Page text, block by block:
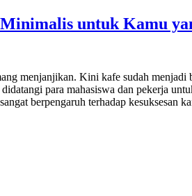
Minimalis untuk Kamu
menjanjikan. Kini kafe sudah menjadi
para mahasiswa dan pekerja
berpengaruh terhadap kesuksesan